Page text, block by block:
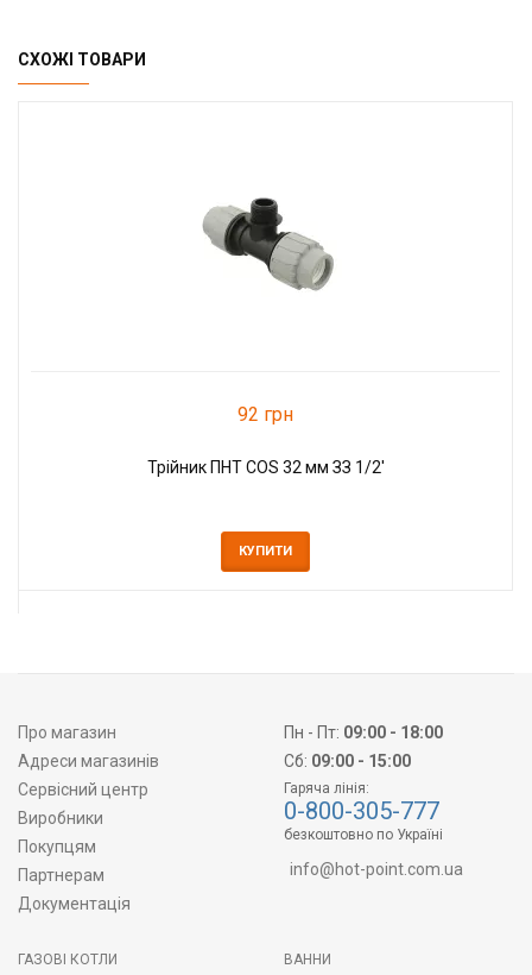
СХОЖІ ТОВАРИ
92 грн
Трійник ПНТ COS 32 мм ЗЗ 1/2'
КУПИТИ
Про магазин
Адреси магазинів
Сервісний центр
Виробники
Покупцям
Партнерам
Документація
Пн - Пт: 09:00 - 18:00
Сб: 09:00 - 15:00
Гаряча лінія:
0-800-305-777
безкоштовно по Україні
info@hot-point.com.ua
ГАЗОВІ КОТЛИ ВАННИ